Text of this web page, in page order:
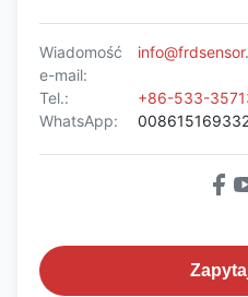
Wiadomość
e-mail:
Tel.:
+86-533-
WhatsApp: